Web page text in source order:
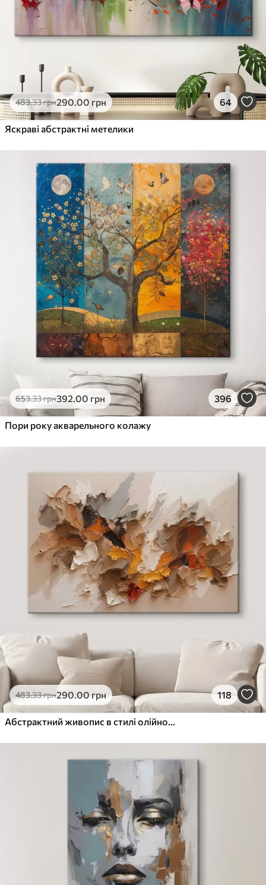
483.33грн290.00 грн 64
Яскраві абстрактні метелики
653.33грн392.00 грн 396
Пори року акварельного колажу
483.33грн290.00грн 118
Абстрактний живопис в стилі олійного живопису